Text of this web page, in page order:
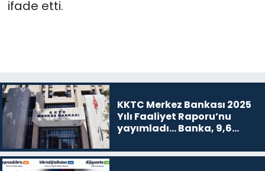
ifade etti.
KKTC Merkez Bankası 2025
Yılı Faaliyet Raporu’nu
yayımladı... Banka, 9,6